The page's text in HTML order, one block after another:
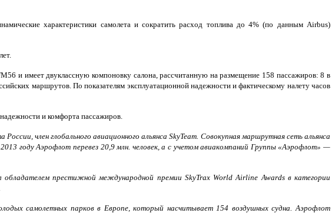
характеристики самолета и сократить расход топлива до 4% (по данным Airbus)
и имеет двуклассную компоновку салона, рассчитанную на размещение 158 пассажиров: 8 в
маршрутов. По показателям эксплуатационной надежности и фактическому налету часов
надежности и комфорта пассажиров.
член глобального авиационного альянса SkyTeam. Совокупная маршрутная сеть альянса
году Аэрофлот перевез 20,9 млн. человек, а с учетом авиакомпаний Группы «Аэрофлот» —
обладателем престижной международной премии SkyTrax World Airline Awards в категории
самолетных парков в Европе, который насчитывает 154 воздушных судна. Аэрофлот